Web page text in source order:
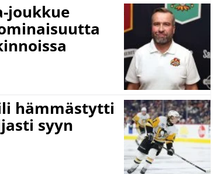
joukkue
hämmästytti
syyn